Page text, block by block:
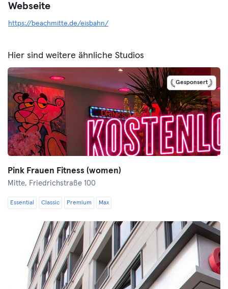
Webseite
https://beachmitte.de/eisbahn/
Hier sind weitere ähnliche Studios
Gesponsert
Pink Frauen Fitness (women)
Mitte, Friedrichstraße 100
Essential Classic Premium Max